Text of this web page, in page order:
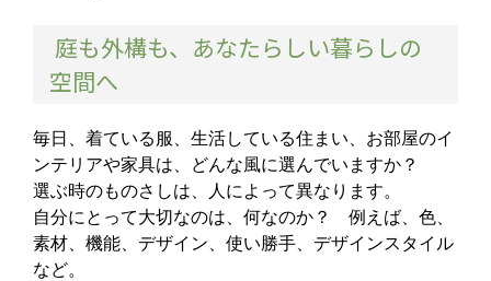
庭も外構も、あなたらしい暮らしの
空間へ
毎日、着ている服、生活している住まい、お部屋のイ
ンテリアや家具は、どんな風に選んでいますか？
選ぶ時のものさしは、人によって異なります。
自分にとって大切なのは、何なのか？ 例えば、色、
素材、機能、デザイン、使い勝手、デザインスタイル
など。